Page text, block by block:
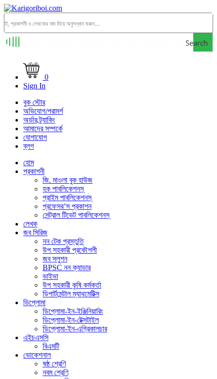
Search
0
Sign In
বুক স্টোর
অভিযোগ/পরামর্শ
অর্ডার ট্র্যাকিং
আমাদের সম্পর্কে
যোগাযোগ
ব্লগ
হোম
প্রকাশনী
জি. মাওলা বুক হাউজ
হক পাবলিকেশনস্
প্রাইম পাবলিকেশনস্
প্রফেসর’স প্রকাশন
সেন্ট্রাল টিভেট পাবলিকেশনস্
লেখক
জব সিরিজ
নন টেক প্রস্তুতি
উপ সহকারী প্রকৌশলী
জব সলুশন
BPSC নন ক্যাডার
ভাইভা
উপ সহকারী কৃষি কর্মকর্তা
ডিপার্টমেন্টাল ম্যাথমেটিক্স
ডিপ্লোমা
ডিপ্লোমা-ইন-ইঞ্জিনিয়ারিং
ডিপ্লোমা-ইন-টেক্সটাইল
ডিপ্লোমা-ইন-এগ্রিকালচার
এইচএসসি
বিএমটি
ভোকেশনাল
ষষ্ঠ শ্রেণি
নবম শ্রেণি